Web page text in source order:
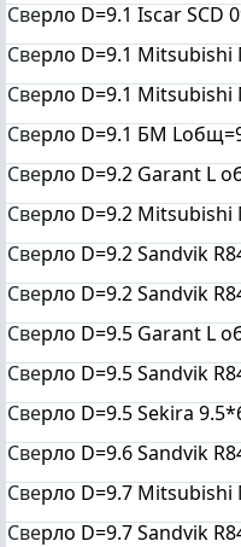
Сверло D=9.1 Iscar SCD
Сверло D=9.1 Mitsubishi
Сверло D=9.1 Mitsubishi
Сверло D=9.1 БМ
Сверло D=9.2 Garant L
Сверло D=9.2 Mitsubishi
Сверло D=9.2 Sandvik
Сверло D=9.2 Sandvik
Сверло D=9.5 Garant L
Сверло D=9.5 Sandvik
Сверло D=9.5 Sekira
Сверло D=9.6 Sandvik
Сверло D=9.7 Mitsubishi
Сверло D=9.7 Sandvik